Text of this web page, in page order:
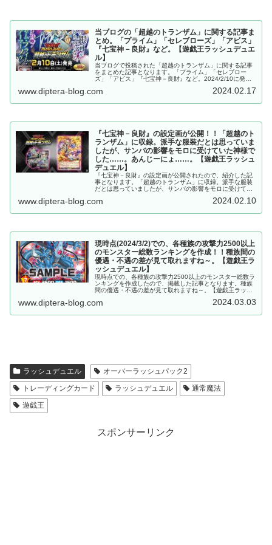
当ブログの「超越のトランザム」に関する記事ま
とめ。「プライム」「セレブローズ」「アビス」
『七宝神－良財』など。【遊戯王ラッシュデュエ
ル】
当ブログで投稿された「超越のトランザム」に関する記事
をまとめた記事となります。「プライム」「セレブロー
ズ」「アビス」『七宝神－良財』など。2024/2/10に発売
ッシュデュエル】
www.diptera-blog.com 2024.02.17
『七宝神－良財』の設定画が公開！！「超越のト
ランザム」に収録。派手な服装だとは思っていま
したが、サンバの影響をモロに受けていた神様で
した……。あんじーにょ……。【遊戯王ラッシュ
デュエル】
『七宝神－良財』の設定画が公開されたので、紹介した記
事となります。「超越のトランザム」に収録。派手な服装
だとは思っていましたが、サンバの影響をモロに受けてい
デュエル】
www.diptera-blog.com 2024.02.10
現時点(2024/3/2)での、各種族の攻撃力2500以上
のモンスター総数ランキングを作成！！種族間の
優遇・不遇の差が見て取れますね～。【遊戯王ラ
ッシュデュエル】
現時点での、各種族の攻撃力2500以上のモンスター総数ラ
ンキングを作成したので、掲載した記事となります。種族
間の優遇・不遇の差が見て取れますね～。【遊戯王ラッシ
www.diptera-blog.com 2024.03.03
ラッシュデュエル
オーバーラッシュパック2
トレーディングカード
ラッシュデュエル
通常魔法
遊戯王
スポンサーリンク